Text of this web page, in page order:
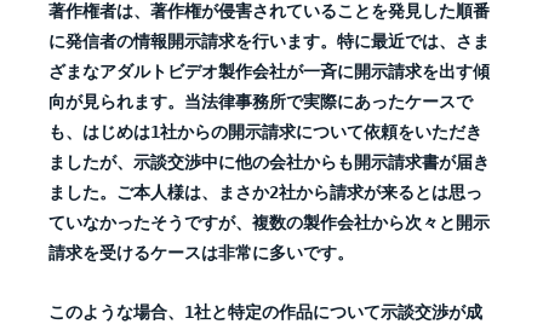
著作権者は、著作権が侵害されていることを発見した順番
に発信者の情報開示請求を行います。特に最近では、さま
ざまなアダルトビデオ製作会社が一斉に開示請求を出す傾
向が見られます。当法律事務所で実際にあったケースで
も、はじめは1社からの開示請求について依頼をいただき
ましたが、示談交渉中に他の会社からも開示請求書が届き
ました。ご本人様は、まさか2社から請求が来るとは思っ
ていなかったそうですが、複数の製作会社から次々と開示
請求を受けるケースは非常に多いです。
このような場合、1社と特定の作品について示談交渉が成